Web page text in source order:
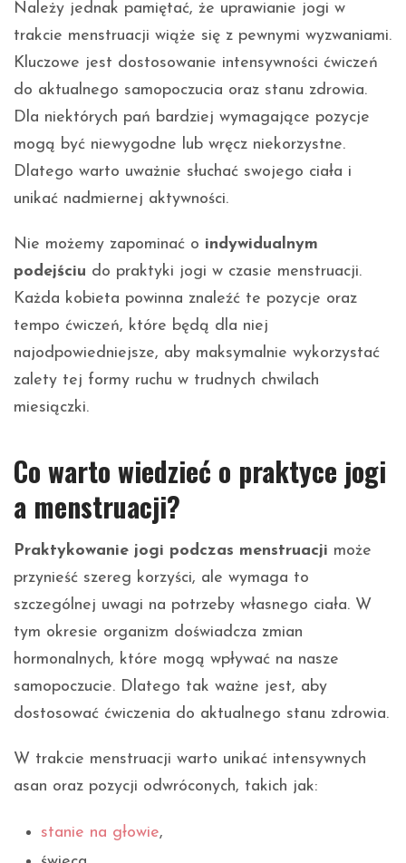
Należy jednak pamiętać, że uprawianie jogi w
trakcie menstruacji wiąże się z pewnymi wyzwaniami.
Kluczowe jest dostosowanie intensywności ćwiczeń
do aktualnego samopoczucia oraz stanu zdrowia.
Dla niektórych pań bardziej wymagające pozycje
mogą być niewygodne lub wręcz niekorzystne.
Dlatego warto uważnie słuchać swojego ciała i
unikać nadmiernej aktywności.
Nie możemy zapominać o indywidualnym
podejściu do praktyki jogi w czasie menstruacji.
Każda kobieta powinna znaleźć te pozycje oraz
tempo ćwiczeń, które będą dla niej
najodpowiedniejsze, aby maksymalnie wykorzystać
zalety tej formy ruchu w trudnych chwilach
miesiączki.
Co warto wiedzieć o praktyce jogi
a menstruacji?
Praktykowanie jogi podczas menstruacji może
przynieść szereg korzyści, ale wymaga to
szczególnej uwagi na potrzeby własnego ciała. W
tym okresie organizm doświadcza zmian
hormonalnych, które mogą wpływać na nasze
samopoczucie. Dlatego tak ważne jest, aby
dostosować ćwiczenia do aktualnego stanu zdrowia.
W trakcie menstruacji warto unikać intensywnych
asan oraz pozycji odwróconych, takich jak:
stanie na głowie,